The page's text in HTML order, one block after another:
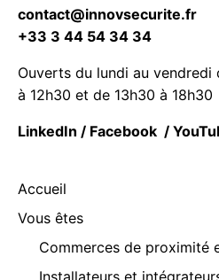
contact@innovsecurite.fr
+33 3 44 54 34 34
Ouverts du lundi au vendredi
à 12h30 et de 13h30 à 18h30
LinkedIn / Facebook /
Accueil
Vous êtes
Commerces de proximité
Installateurs et